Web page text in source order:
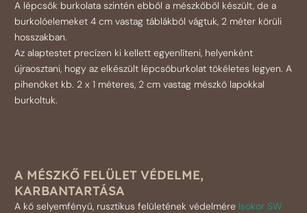
A lépcsők burkolata szintén ebből a mészkőből készült, de a
burkolóelemeket 4 cm vastag táblákból vágtuk, 2 méter körüli
hosszakban.
Az alaptestet precízen ki kellett egyenlíteni, helyenként
újraosztani, hogy az elkészült lépcsőburkolat tökéletes legyen. A
pihenőket kb. 2 x 1 méteres, 2 cm vastag mészkő lapokkal
burkoltuk.
A MÉSZKŐ FELÜLET VÉDELME,
KARBANTARTÁSA
A kő selyemfényű, rusztikus felületének védelmére Isokor SW